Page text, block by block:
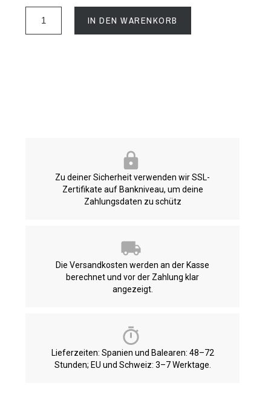
IN DEN WARENKORB
Zu deiner Sicherheit verwenden wir SSL-
Zertifikate auf Bankniveau, um deine
Zahlungsdaten zu schütz
Die Versandkosten werden an der Kasse
berechnet und vor der Zahlung klar
angezeigt.
Lieferzeiten: Spanien und Balearen: 48–72
Stunden; EU und Schweiz: 3–7 Werktage.